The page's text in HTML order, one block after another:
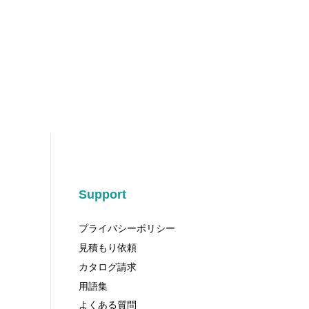
Support
プライバシーポリシー
見積もり依頼
カタログ請求
用語集
よくある質問